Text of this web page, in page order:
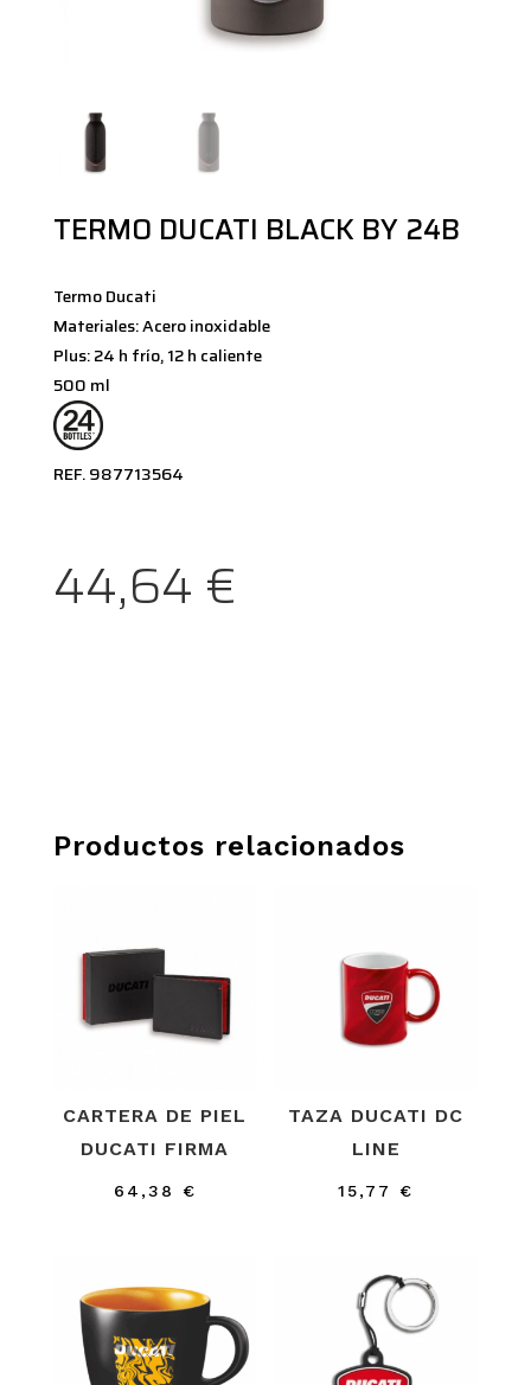
TERMO DUCATI BLACK BY 24B
Termo Ducati
Materiales: Acero inoxidable
Plus: 24 h frío, 12 h caliente
500 ml
REF. 987713564
44,64 €
Productos relacionados
CARTERA DE PIEL
DUCATI FIRMA
64,38 €
TAZA DUCATI DC
LINE
15,77 €